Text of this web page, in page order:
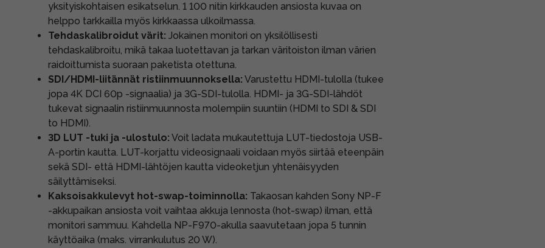
yksityiskohtaisen esikatselun. 1 100 nitin kirkkauden ansiosta kuvaa on
helppo tarkkailla myös kirkkaassa ulkoilmassa.
Tehdaskalibroidut värit: Jokainen monitori on yksilöllisesti
tehdaskalibroitu, mikä takaa luotettavan ja tarkan väritoiston ilman värien
raidoittumista suoraan paketista otettuna.
SDI/HDMI-liitännät ristiinmuunnoksella: Varustettu HDMI-tulolla (tukee
jopa 4K DCI 60p -signaalia) ja 3G-SDI-tulolla. HDMI- ja 3G-SDI-lähdöt
tukevat signaalin ristiinmuunnosta molempiin suuntiin (HDMI to SDI & SDI
to HDMI).
3D LUT -tuki ja -ulostulo: Voit ladata mukautettuja LUT-tiedostoja USB-
A-portin kautta. LUT-korjattu videosignaali voidaan myös siirtää eteenpäin
sekä SDI- että HDMI-lähtöjen kautta videoketjun yhtenäisyyden
säilyttämiseksi.
Kaksoisakkulevyt hot-swap-toiminnolla: Takaosan kahden Sony NP-F
-akkupaikan ansiosta voit vaihtaa akkuja lennosta (hot-swap) ilman, että
monitori sammuu. Kahdella NP-F970-akulla saavutetaan jopa 5 tunnin
käyttöaika (maks. virrankulutus 20 W).